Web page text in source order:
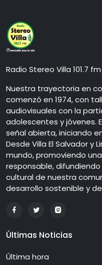
Radio Stereo Villa 101.7
Nuestra trayectoria en
comenzó en 1974, con
audiovisuales con la
adolescentes y jóvenes.
señal abierta, iniciando en
Desde Villa El Salvador y
mundo, promoviendo
responsable,
cultural de nuestra
desarrollo sostenible y
Últimas Noticias
Última hora